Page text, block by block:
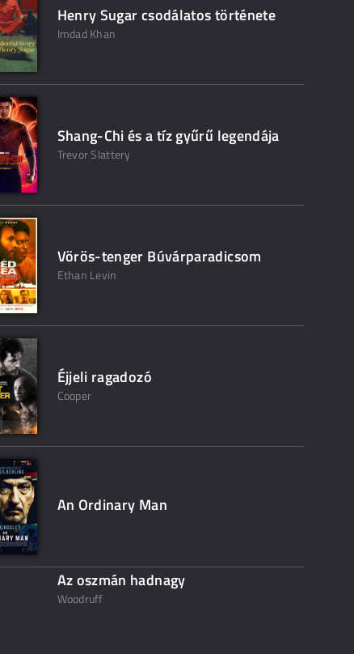
Henry Sugar csodálatos története
Imdad Khan
Shang-Chi és a tíz gyűrű legendája
Trevor Slattery
Vörös-tenger Búvárparadicsom
Ethan Levin
Éjjeli ragadozó
Cooper
An Ordinary Man
Az oszmán hadnagy
Woodruff